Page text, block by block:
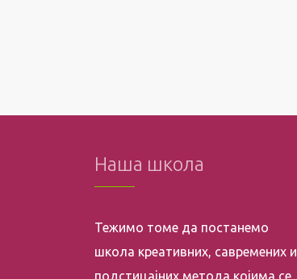
Наша школа
Тежимо томе да постанемо
школа креативних, савремених и
подстицајних метода којима се